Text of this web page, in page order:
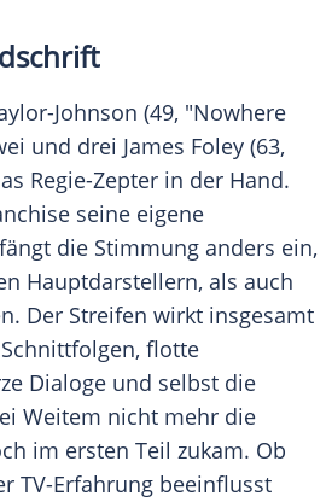
Johnson (49, "Nowhere
und drei James Foley (63,
Regie-Zepter in der Hand.
seine eigene
die Stimmung anders ein,
Hauptdarstellern, als auch
Der Streifen wirkt insgesamt
flotte
Dialoge und selbst die
Weitem nicht mehr die
im ersten Teil zukam. Ob
TV-Erfahrung beeinflusst